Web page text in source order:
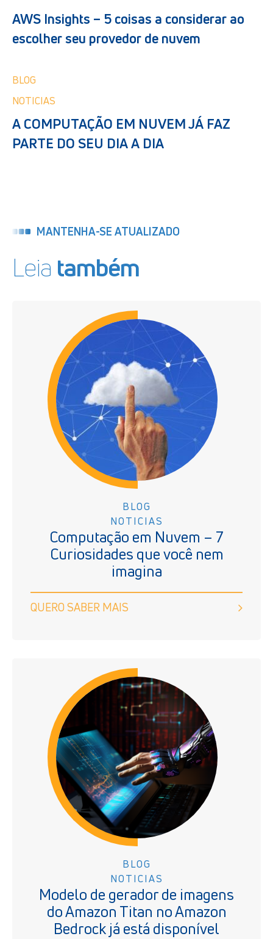
AWS Insights – 5 coisas a considerar ao
escolher seu provedor de nuvem
BLOG
NOTICIAS
A COMPUTAÇÃO EM NUVEM JÁ FAZ
PARTE DO SEU DIA A DIA
MANTENHA-SE ATUALIZADO
Leia também
BLOG
NOTICIAS
Computação em Nuvem – 7
Curiosidades que você nem
imagina
QUERO SABER MAIS
BLOG
NOTICIAS
Modelo de gerador de imagens
do Amazon Titan no Amazon
Bedrock já está disponível